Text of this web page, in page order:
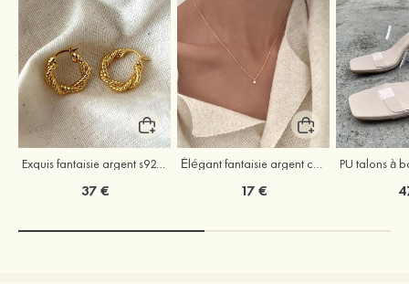
Exquis fantaisie argent s925 boucles d'oreilles
37 €
Élégant fantaisie argent colliers avec zircone cubique
17 €